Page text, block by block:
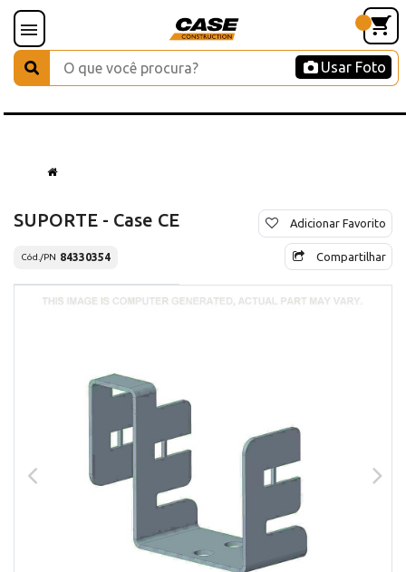
Usar Foto
SUPORTE - Case CE
Cód./PN 84330354
Adicionar Favorito
Compartilhar